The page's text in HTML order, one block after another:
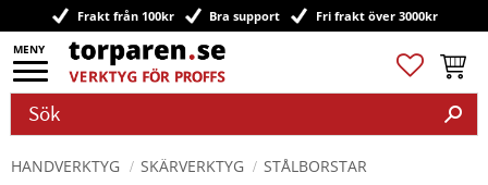
Meny
Frakt från 100kr Bra support Fri frakt över 3000kr
Favoriter
HANDVERKTYG SKÄRVERKTYG STÅLBORSTAR